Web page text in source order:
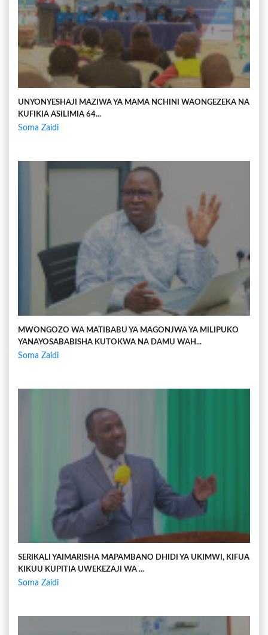
UNYONYESHAJI MAZIWA YA MAMA NCHINI WAONGEZEKA NA
KUFIKIA ASILIMIA 64...
Soma Zaidi
MWONGOZO WA MATIBABU YA MAGONJWA YA MILIPUKO
YANAYOSABABISHA KUTOKWA NA DAMU WAH...
Soma Zaidi
SERIKALI YAIMARISHA MAPAMBANO DHIDI YA UKIMWI, KIFUA
KIKUU KUPITIA UWEKEZAJI WA ...
Soma Zaidi